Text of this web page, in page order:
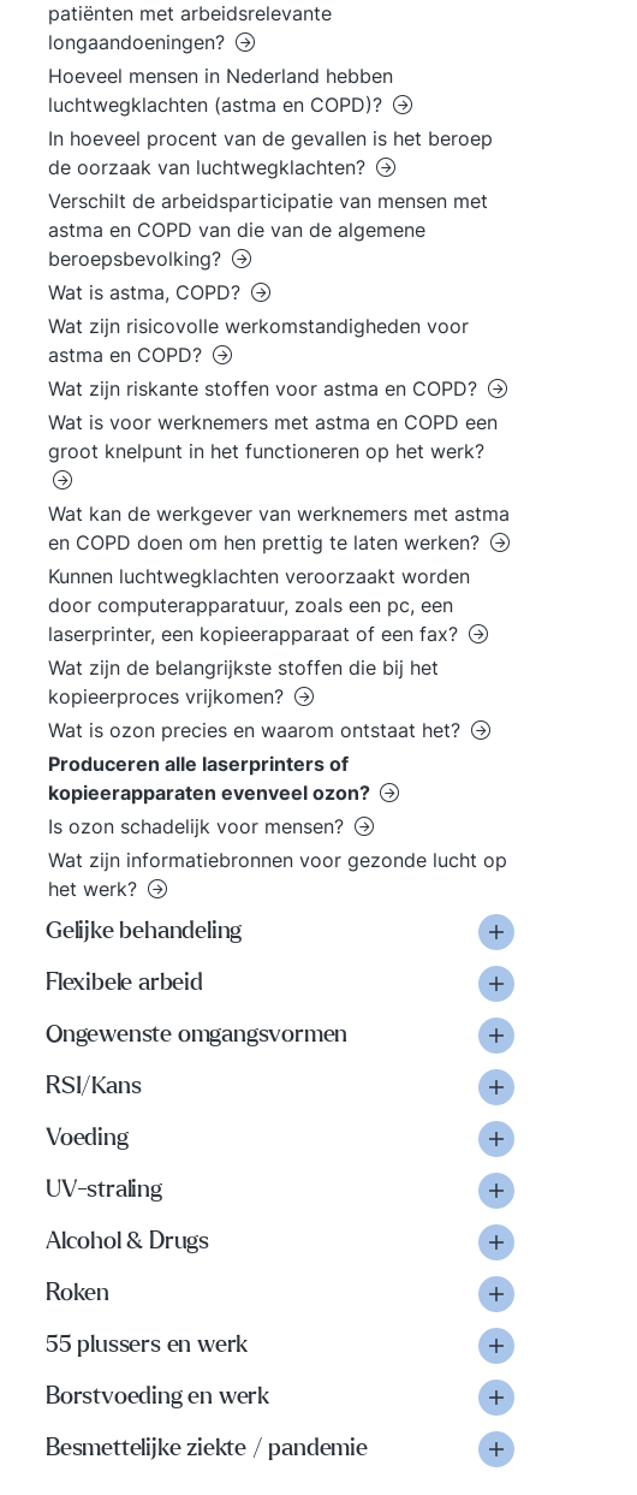
patiënten met arbeidsrelevante
longaandoeningen?
Hoeveel mensen in Nederland hebben
luchtwegklachten (astma en COPD)?
In hoeveel procent van de gevallen is het beroep
de oorzaak van luchtwegklachten?
Verschilt de arbeidsparticipatie van mensen met
astma en COPD van die van de algemene
beroepsbevolking?
Wat is astma, COPD?
Wat zijn risicovolle werkomstandigheden voor
astma en COPD?
Wat zijn riskante stoffen voor astma en COPD?
Wat is voor werknemers met astma en COPD een
groot knelpunt in het functioneren op het werk?
Wat kan de werkgever van werknemers met astma
en COPD doen om hen prettig te laten werken?
Kunnen luchtwegklachten veroorzaakt worden
door computerapparatuur, zoals een pc, een
laserprinter, een kopieerapparaat of een fax?
Wat zijn de belangrijkste stoffen die bij het
kopieerproces vrijkomen?
Wat is ozon precies en waarom ontstaat het?
Produceren alle laserprinters of
kopieerapparaten evenveel ozon?
Is ozon schadelijk voor mensen?
Wat zijn informatiebronnen voor gezonde lucht op
het werk?
Gelijke behandeling
Flexibele arbeid
Ongewenste omgangsvormen
RSI/Kans
Voeding
UV-straling
Alcohol & Drugs
Roken
55 plussers en werk
Borstvoeding en werk
Besmettelijke ziekte / pandemie